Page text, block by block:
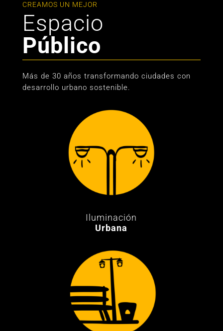
CREAMOS UN MEJOR
Espacio
Público
Más de 30 años transformando ciudades con
desarrollo urbano sostenible.
Iluminación
Urbana